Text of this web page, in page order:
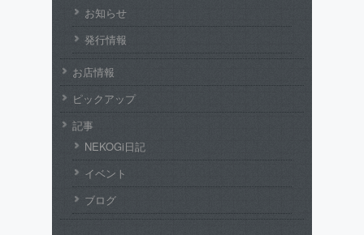
お知らせ
発行情報
お店情報
ピックアップ
記事
NEKOGi日記
イベント
ブログ